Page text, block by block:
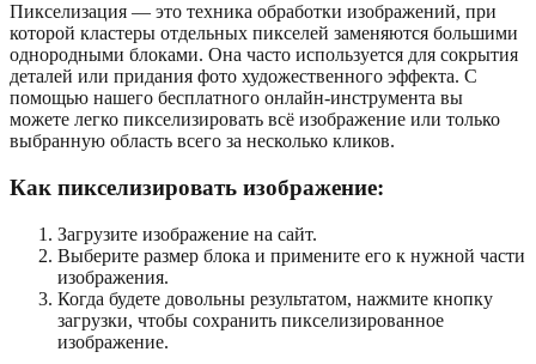
Пикселизация — это техника обработки изображений, при
которой кластеры отдельных пикселей заменяются большими
однородными блоками. Она часто используется для сокрытия
деталей или придания фото художественного эффекта. С
помощью нашего бесплатного онлайн-инструмента вы
можете легко пикселизировать всё изображение или только
выбранную область всего за несколько кликов.
Как пикселизировать изображение:
Загрузите изображение на сайт.
Выберите размер блока и примените его к нужной части
изображения.
Когда будете довольны результатом, нажмите кнопку
загрузки, чтобы сохранить пикселизированное
изображение.